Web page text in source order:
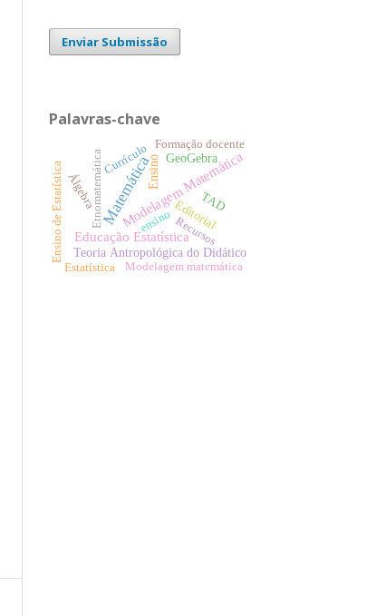
Enviar Submissão
Palavras-chave
Matemática
Modelagem Matemática
Educação Estatística
Teoria Antropológica do Didático
Ensino
Editorial
TAD
GeoGebra
Modelagem matemática
EtnomatemáticaCurrículo
Álgebra
ensino
Estatística
Ensino de Estatística
Formação docente
Recursos